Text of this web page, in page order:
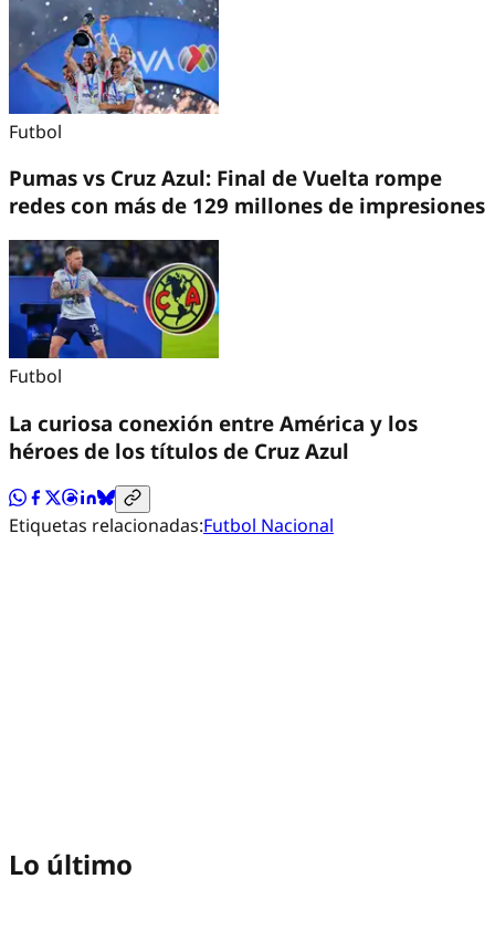
Futbol
Pumas vs Cruz Azul: Final de Vuelta rompe
redes con más de 129 millones de impresiones
Futbol
La curiosa conexión entre América y los
héroes de los títulos de Cruz Azul
Etiquetas relacionadas:Futbol Nacional
Lo último